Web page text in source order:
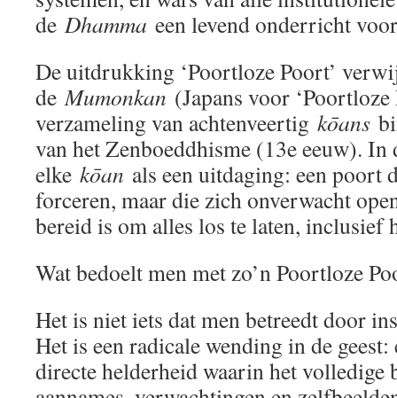
de Dhamma een levend onderricht
De uitdrukking ‘Poortloze Poort’
deMumonkan (Japans voor
verzameling van achtenveertig kōans
van het Zenboeddhisme (13e eeuw). In
elke kōan als een uitdaging: een poort
forceren, maar die zich onverwacht
bereid is om alles los te laten, inclusief
Wat bedoelt men met zo’n Poortloze
Het is niet iets dat men betreedt door
Het is een radicale wending in de
directe helderheid waarin het volledige